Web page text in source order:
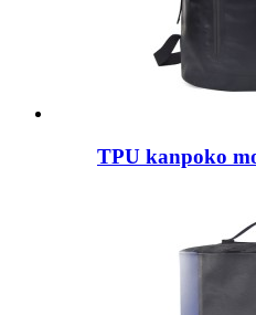
TPU kanpoko